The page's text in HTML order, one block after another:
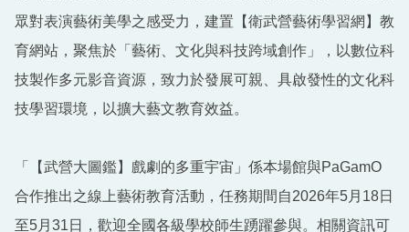
眾對表演藝術美學之感受力，建置【衛武營藝術學習網】教
育網站，聚焦於「藝術、文化與科技跨域創作」，以數位科
技製作多元影音資源，致力於發展可親、具啟發性的文化科
技學習環境，以擴大藝文教育效益。
「【武營大圖鑑】戲劇的多重宇宙」係本場館與PaGamO
合作推出之線上藝術教育活動，任務期間自2026年5月18日
至5月31日，歡迎全國各級學校師生踴躍參與。相關資訊可